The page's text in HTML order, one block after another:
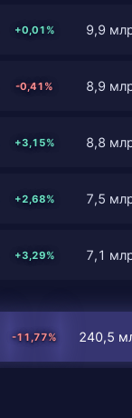
+0,01% 9,9
-0,41% 8,9
+3,15% 8,8
+2,68% 7,5
+3,29% 7,1
-11,77% 240,5